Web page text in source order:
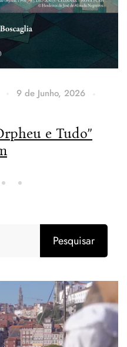
9 de Junho, 2026
e Tudo”
Pesquisar